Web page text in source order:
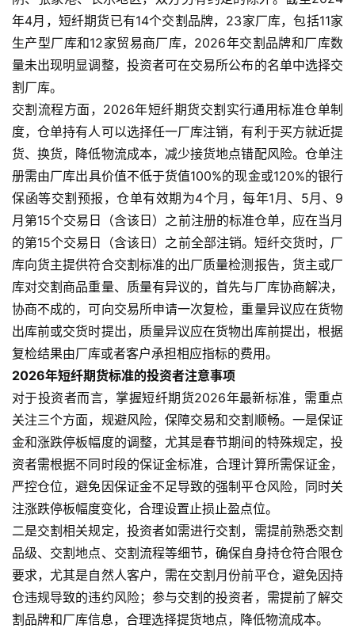
期
货
入
门
期
货
行
情
黄
金
期
货
年4月，短纤期货已有14个交割品牌，23家厂库，包括11家
生产型厂库和12家贸易商厂库，2026年交割品牌和厂库数
量未出现明显调整，投资者可在交易所公布的名单中选择交
割厂库。
交割流程方面，2026年短纤期货交割实行通用标准仓单制
度，仓单持有人可以选择任一厂库注销，有利于买方就近提
货、换货，降低物流成本，减少接货地点错配风险。仓单注
册需由厂库出具价值不低于货值100%的现金或120%的银行
保函等交割预报，仓单有效期为4个月，每年1月、5月、9
月第15个交易日（含该日）之前注册的标准仓单，应在当月
的第15个交易日（含该日）之前全部注销。短纤交货时，厂
库向货主提供符合交割标准的出厂质量检测报告，货主或厂
库对交割商品重量、质量有异议的，首先与厂库协商解决，
协商不成的，可向交易所申请一次复检，重量异议应在货物
出库前或交货时提出，质量异议应在货物出库前提出，根据
复检结果由厂库或者客户承担相应指标的费用。
2026年短纤期货标准的投资者注意事项
对于投资者而言，掌握短纤期货2026年最新标准，需重点
关注三个方面，规避风险，保障交易和交割顺畅。一是保证
金和涨跌停板幅度的调整，尤其是春节期间的特殊规定，投
资者需根据不同时段的保证金标准，合理计算所需保证金，
严控仓位，避免因保证金不足导致的强制平仓风险，同时关
注涨跌停板幅度变化，合理设置止损止盈点位。
二是交割相关规定，投资者如需进行交割，需提前熟悉交割
品级、交割地点、交割流程等细节，确保自身持仓符合限仓
要求，尤其是自然人客户，需在交割月份前平仓，避免因持
仓违规导致的违约风险；参与交割的投资者，需提前了解交
割品牌和厂库信息，合理选择提货地点，降低物流成本。